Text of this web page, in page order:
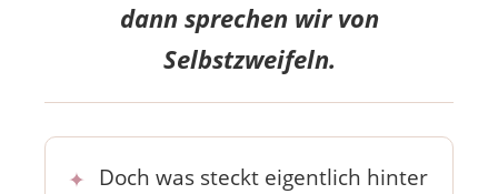
dann sprechen wir von
Selbstzweifeln.
Doch was steckt eigentlich hinter